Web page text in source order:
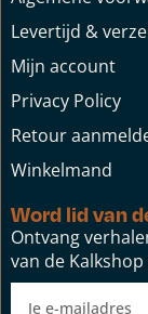
Levertijd &
Mijn account
Privacy Policy
Retour
Winkelmand
Word lid van
Ontvang
van de